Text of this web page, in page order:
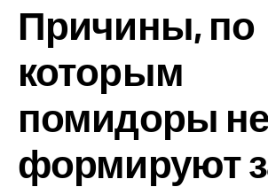
Причины, по
которым
помидоры не
формируют